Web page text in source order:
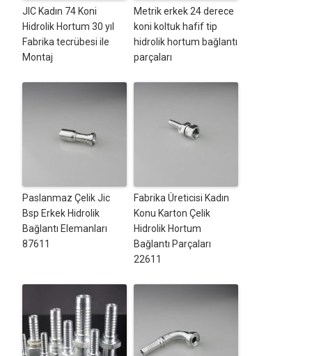
JIC Kadın 74 Koni
Hidrolik Hortum 30 yıl
Fabrika tecrübesi ile
Montaj
Metrik erkek 24 derece
koni koltuk hafif tip
hidrolik hortum bağlantı
parçaları
Paslanmaz Çelik Jic
Bsp Erkek Hidrolik
Bağlantı Elemanları
87611
Fabrika Üreticisi Kadın
Konu Karton Çelik
Hidrolik Hortum
Bağlantı Parçaları
22611